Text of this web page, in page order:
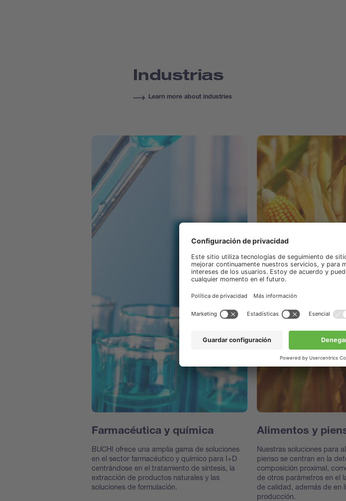
Industrias
Learn more about industries
Farmacéutica y química
BUCHI ofrece una amplia gama de soluciones
en el sector farmacéutico y químico para I+D
centrándose en el tratamiento de síntesis, la
extracción de productos naturales y las
soluciones de formulación.
Alimentos y
Nuestras soluciones para
pienso se centran en la
composición proximal,
de otros parámetros en el
de calidad, además de en
producción.